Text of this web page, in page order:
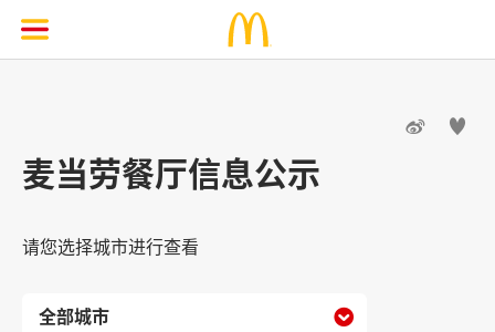
 
麦当劳餐厅信息公示
请您选择城市进行查看
